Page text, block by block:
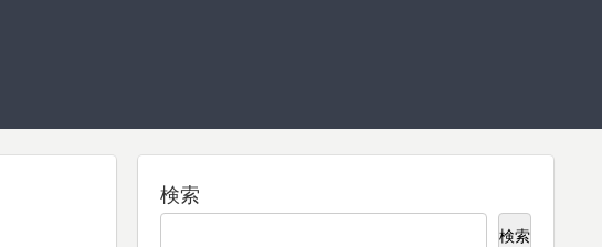
検索
検索